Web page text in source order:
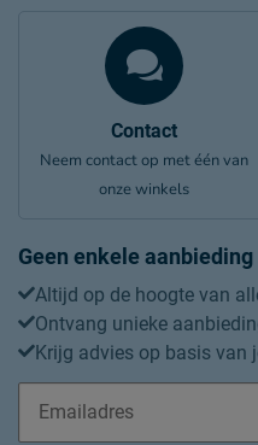
Contact
Neem contact op met één van
onze winkels
Geen enkele
Altijd op de hoogte van
Ontvang unieke
Krijg advies op basis van